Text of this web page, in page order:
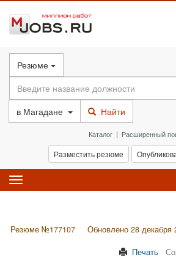
Резюме
в Магадане Найти
Каталог | Расширенный
Разместить резюме
Toggle
navigation
Резюме №177107 Обновлено 28 декабря
Печать